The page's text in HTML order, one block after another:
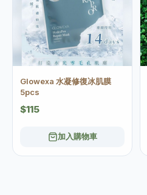
Glowexa 水凝修復冰肌膜
5pcs
$115
加入購物車